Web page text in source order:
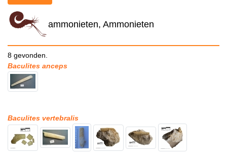
ammonieten, Ammonieten
8 gevonden.
Baculites anceps
Baculites vertebralis